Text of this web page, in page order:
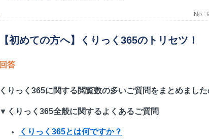
No :
【初めての方へ】くりっく365のトリセツ！
回答
くりっく365に関する閲覧数の多いご質問をまとめました
▼くりっく365全般に関するよくあるご質問
くりっく365とは何ですか？